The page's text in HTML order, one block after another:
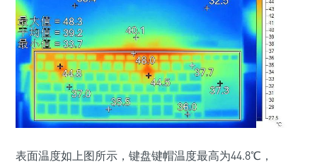
表面温度如上图所示，键盘键帽温度最高为44.8℃，